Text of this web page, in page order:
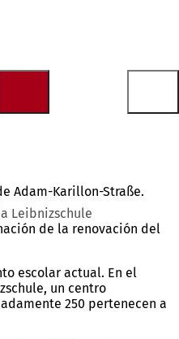
Adam-Karillon-Straße.
Leibnizschule
de la renovación del
escolar actual. En el
un centro
250 pertenecen a